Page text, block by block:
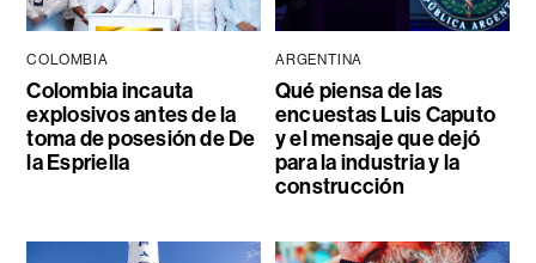
COLOMBIA
Colombia incauta
explosivos antes de la
toma de posesión de De
la Espriella
ARGENTINA
Qué piensa de las
encuestas Luis Caputo
y el mensaje que dejó
para la industria y la
construcción